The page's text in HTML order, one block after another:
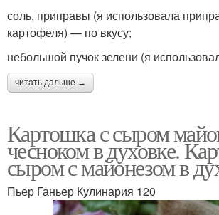
соль, приправы (я использовала
картофеля) — по вкусу;
небольшой пучок зелени (я
читать дальше →
Картошка с сыром
чесноком в духовке.
сыром с майонезом в
Пьер Ганьер Кулинария 120